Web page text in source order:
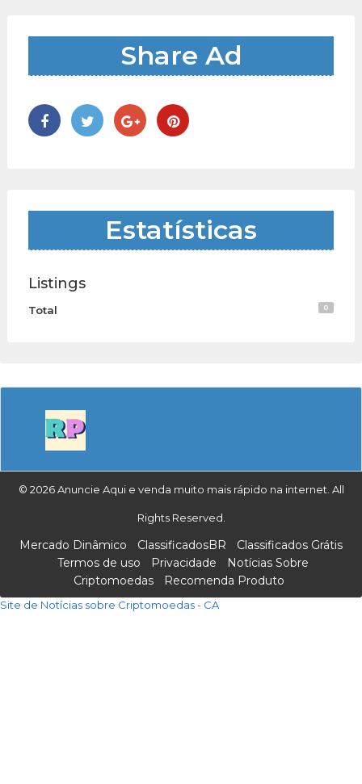
Share Ad
Estatísticas
Listings
Total 0
© 2026 Anuncie Aqui e venda muito mais rápido na internet. All
Rights Reserved.
Mercado Dinâmico ClassificadosBR
Classificados Grátis
Termos de uso
Privacidade
Notícias Sobre
Criptomoedas
Recomenda Produto
Site de Notícias sobre Criptomoedas - CA